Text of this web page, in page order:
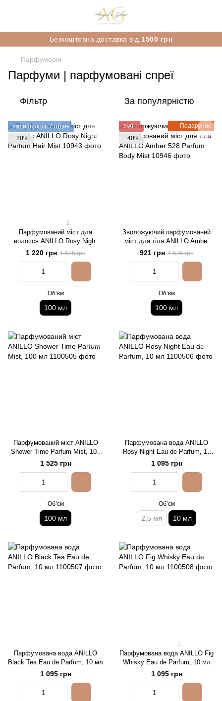
Безкоштовна доставка від 1500 грн
Парфумерія
Парфуми | парфумовані спреї
Фільтр За популярністю
залишилось 7 годин
−20%
2
Парфумований міст для
волосся ANILLO Rosy Night
Parfum Hair Mist
1 220 грн 1 525 грн
Обʼєм
100 мл
Подарунок
SALE
−40%
Зволожуючий парфумований
міст для тіла ANILLO Amber
528 Parfum Body Mist
921 грн 1 535 грн
Обʼєм
100 мл
Парфумований міст ANILLO
Shower Time Parfum Mist, 100
мл
1 525 грн
Обʼєм
100 мл
Парфумована вода ANILLO
Rosy Night Eau de Parfum, 10
мл
1 095 грн
Обʼєм
2,5 мл 10 мл
Парфумована вода ANILLO
Black Tea Eau de Parfum, 10 мл
1 095 грн
1
Парфумована вода ANILLO Fig
Whisky Eau de Parfum, 10 мл
1 095 грн